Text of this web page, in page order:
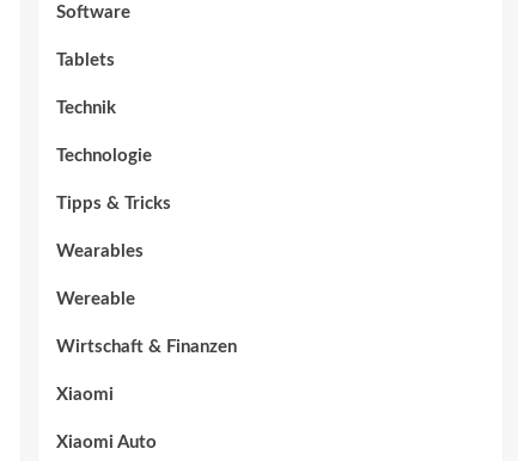
Software
Tablets
Technik
Technologie
Tipps & Tricks
Wearables
Wereable
Wirtschaft & Finanzen
Xiaomi
Xiaomi Auto